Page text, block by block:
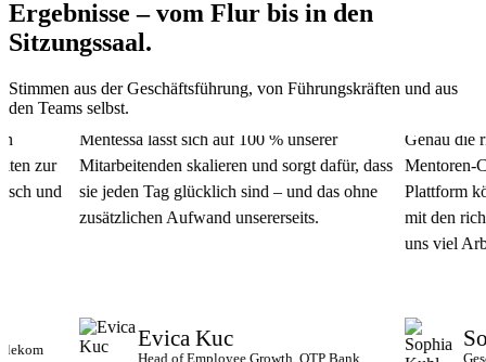
Ergebnisse – vom Flur bis in den
Sitzungssaal.
Stimmen aus der Geschäftsführung, von Führungskräften und aus
den Teams selbst.
zur
und
Mentessa lässt sich auf 100 % unserer
Mitarbeitenden skalieren und sorgt dafür, dass
sie jeden Tag glücklich sind – und das ohne
zusätzlichen Aufwand unsererseits.
Evica Kuc
Head of Employee Growth, OTP Bank
Genau die
Mentoren-
Plattform
mit den
uns viel